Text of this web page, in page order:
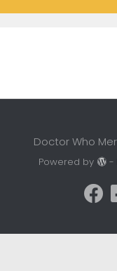
Doctor Who
Powered by -